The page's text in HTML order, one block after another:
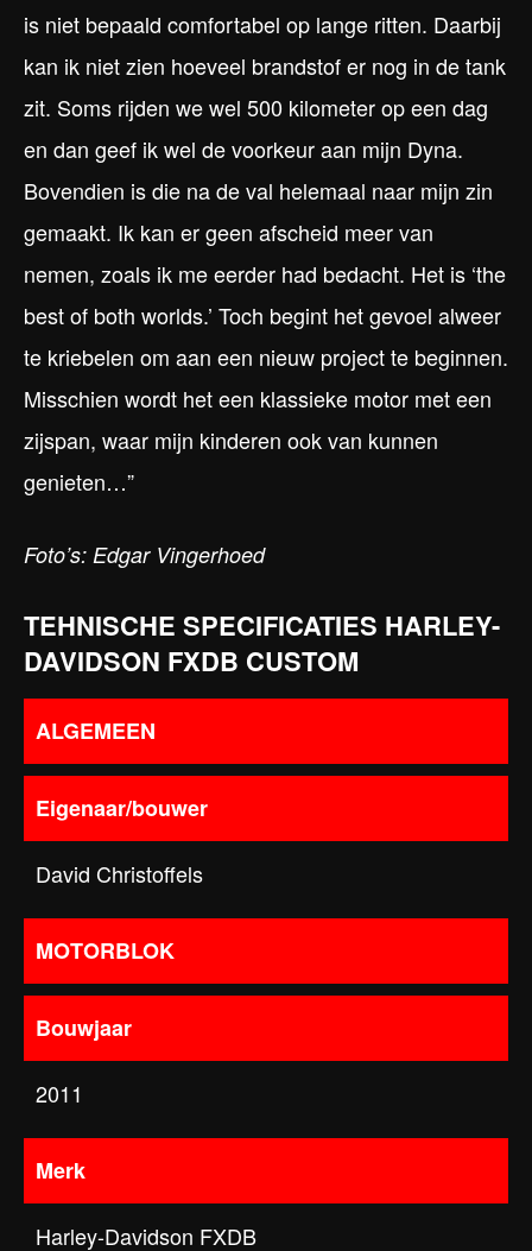
is niet bepaald comfortabel op lange ritten. Daarbij
kan ik niet zien hoeveel brandstof er nog in de tank
zit. Soms rijden we wel 500 kilometer op een dag
en dan geef ik wel de voorkeur aan mijn Dyna.
Bovendien is die na de val helemaal naar mijn zin
gemaakt. Ik kan er geen afscheid meer van
nemen, zoals ik me eerder had bedacht. Het is ‘the
best of both worlds.’ Toch begint het gevoel alweer
te kriebelen om aan een nieuw project te beginnen.
Misschien wordt het een klassieke motor met een
zijspan, waar mijn kinderen ook van kunnen
genieten…”
Foto’s: Edgar Vingerhoed
TEHNISCHE SPECIFICATIES HARLEY-
DAVIDSON FXDB CUSTOM
ALGEMEEN
Eigenaar/bouwer
David Christoffels
MOTORBLOK
Bouwjaar
2011
Merk
Harley-Davidson FXDB